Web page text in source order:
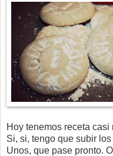
Hoy tenemos receta casi
Si, si, tengo que subir
Unos, que pase pronto.